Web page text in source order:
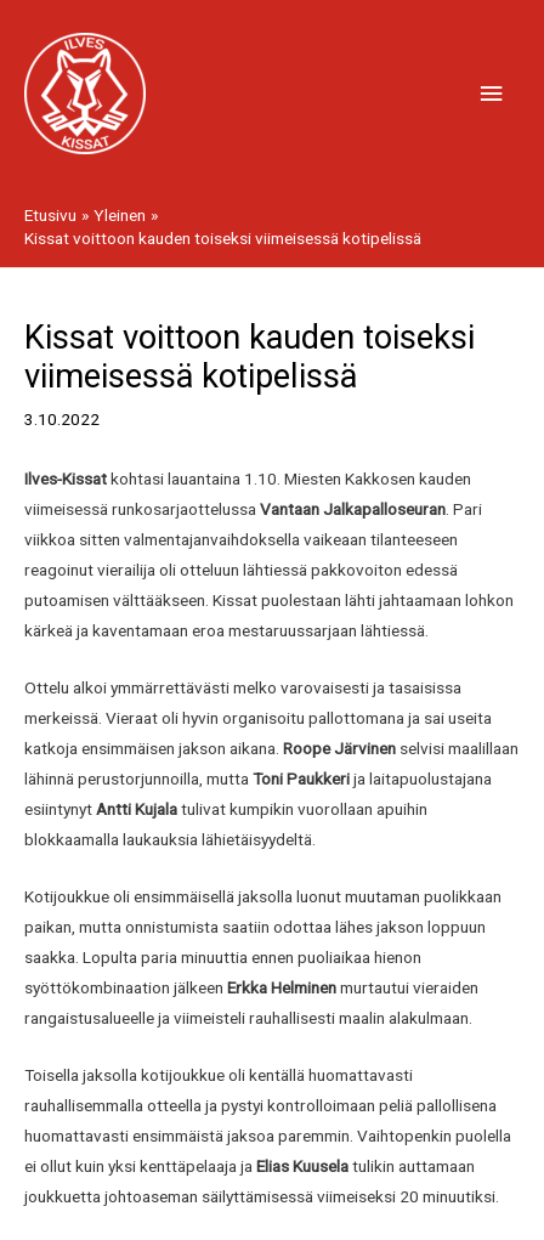
sisältöön
Etusivu
Yleinen
Kissat voittoon kauden toiseksi viimeisessä kotipelissä
Kissat voittoon kauden toiseksi
viimeisessä kotipelissä
3.10.2022
Ilves-Kissatkohtasi lauantaina 1.10. Miesten Kakkosen kauden
viimeisessä runkosarjaottelussaVantaan Jalkapalloseuran. Pari
viikkoa sitten valmentajanvaihdoksella vaikeaan tilanteeseen
reagoinut vierailija oli otteluun lähtiessä pakkovoiton edessä
putoamisen välttääkseen. Kissat puolestaan lähti jahtaamaan lohkon
kärkeä ja kaventamaan eroa mestaruussarjaan lähtiessä.
Ottelu alkoi ymmärrettävästi melko varovaisesti ja tasaisissa
merkeissä. Vieraat oli hyvin organisoitu pallottomana ja sai useita
katkoja ensimmäisen jakson aikana. Roope Järvinen selvisi maalillaan
lähinnä perustorjunnoilla, muttaToni Paukkerija laitapuolustajana
esiintynytAntti Kujalatulivat kumpikin vuorollaan apuihin
blokkaamalla laukauksia lähietäisyydeltä.
Kotijoukkue oli ensimmäisellä jaksolla luonut muutaman puolikkaan
paikan, mutta onnistumista saatiin odottaa lähes jakson loppuun
saakka. Lopulta paria minuuttia ennen puoliaikaa hienon
syöttökombinaation jälkeen Erkka Helminenmurtautui vieraiden
rangaistusalueelle ja viimeisteli rauhallisesti maalin alakulmaan.
Toisella jaksolla kotijoukkue oli kentällä huomattavasti
rauhallisemmalla otteella ja pystyi kontrolloimaan peliä pallollisena
huomattavasti ensimmäistä jaksoa paremmin. Vaihtopenkin puolella
ei ollut kuin yksi kenttäpelaaja ja Elias Kuuselatulikin auttamaan
joukkuetta johtoaseman säilyttämisessä viimeiseksi 20 minuutiksi.
selaus